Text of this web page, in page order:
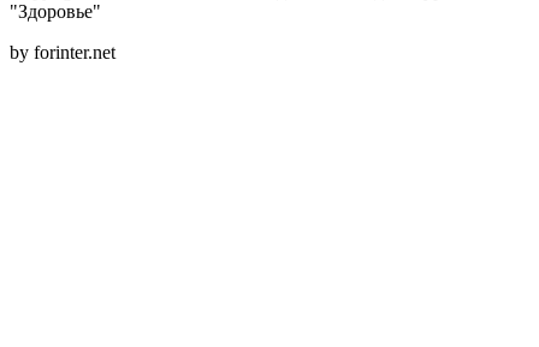
"Здоровье"
by forinter.net